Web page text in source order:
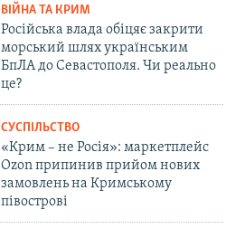
ВІЙНА ТА КРИМ
Російська влада обіцяє закрити
морський шлях українським
БпЛА до Севастополя. Чи реально
це?
СУСПІЛЬСТВО
«Крим – не Росія»: маркетплейс
Ozon припинив прийом нових
замовлень на Кримському
півострові